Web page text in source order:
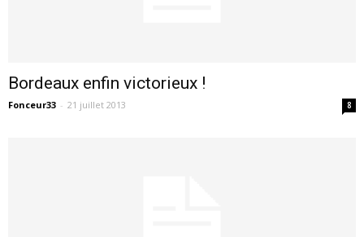
Bordeaux enfin victorieux !
Fonceur33 - 21 juillet 2013 8